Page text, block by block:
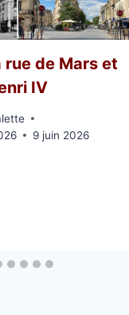
rue de Mars et
IV
9 juin 2026